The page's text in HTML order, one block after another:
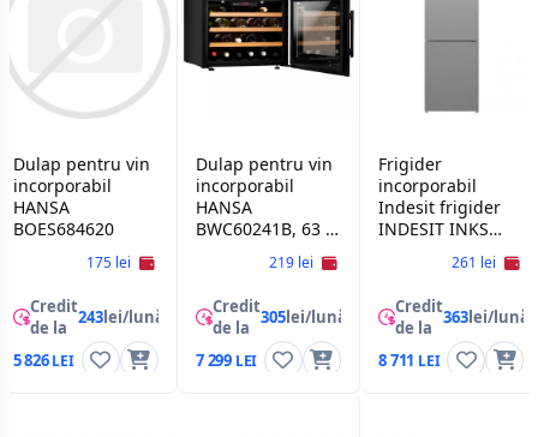
Dulap pentru vin
incorporabil
HANSA
BOES684620
175 lei
Credit
de la 243lei/lună
5 826
Dulap pentru vin
incorporabil
HANSA
BWC60241B, 63 l,
219 lei
Credit
de la 305lei/lună
7 299
Frigider
incorporabil
Indesit frigider
INDESIT INKS
261 lei
Credit
de la 363lei/lună
8 711